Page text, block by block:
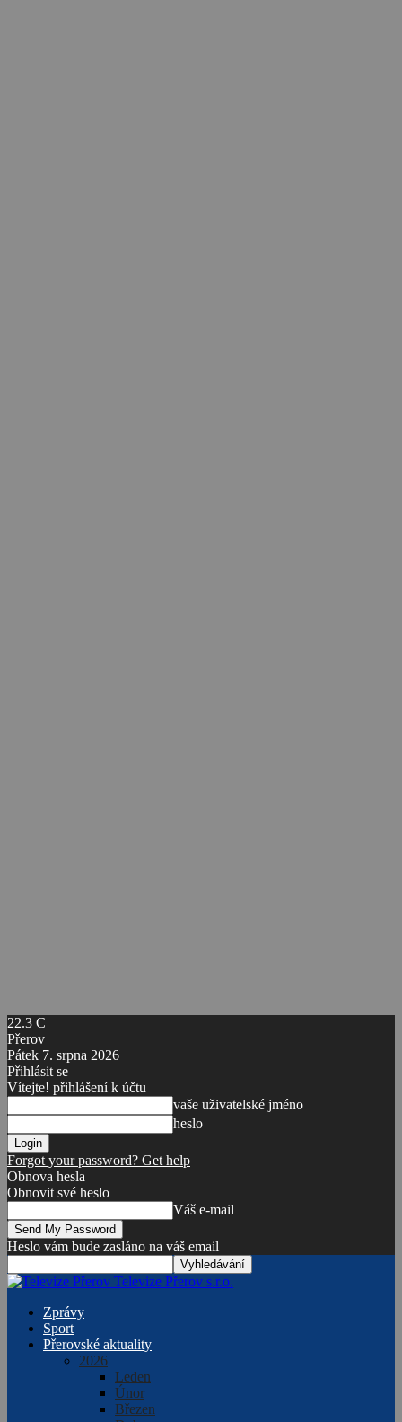
22.3 C
Přerov
Pátek 7. srpna 2026
Přihlásit se
Vítejte! přihlášení k účtu
vaše uživatelské jméno
heslo
Forgot your password? Get help
Obnova hesla
Obnovit své heslo
Váš e-mail
Heslo vám bude zasláno na váš email
Televize Přerov s.r.o.
Zprávy
Sport
Přerovské aktuality
2026
Leden
Únor
Březen